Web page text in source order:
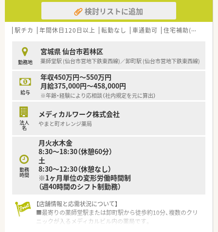
【こんな方にオススメ】
■仕事と私生活のバランスを重視し、オンとオフのメリハリをつ
けた働き方を希望される方に最適です。
薬局で働きたい方におすすめします。
■調剤経験を活かしつつ、17時までの勤務で時間を重視した働
き方をしたい方におすすめです。
検討リストに追加
駅チカ 年間休日120日以上 転勤なし 車通勤可 住宅補助(手当)あり
勤務地
宮城県 仙台市若林区
薬師堂駅 (仙台市営地下鉄東西線)／卸町駅 (仙台市営地下鉄東西線)
給与
年収450万円～550万円
月給375,000円～458,000円
※年齢・経験により応相談（社内規定を元に算出）
法人
名
メディカルワーク株式会社
やまと町オレンジ薬局
勤務
時間
月火水木金
8:30～18:30（休憩60分）
土
8:30～12:30（休憩なし）
※1ヶ月単位の変形労働時間制
（週40時間のシフト制勤務）
【店舗情報と応需状況について】
■最寄りの薬師堂駅または卸町駅から徒歩約10分、複数のクリ
ニックが入るメディカルビル内の薬局です。